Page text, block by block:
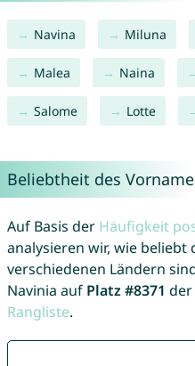
Navina Miluna
Malea Naina
Salome Lotte
Beliebtheit des
Auf Basis der Häufigkeit
analysieren wir, wie beliebt
verschiedenen Ländern
Navinia auf Platz #8371 der
Rangliste.